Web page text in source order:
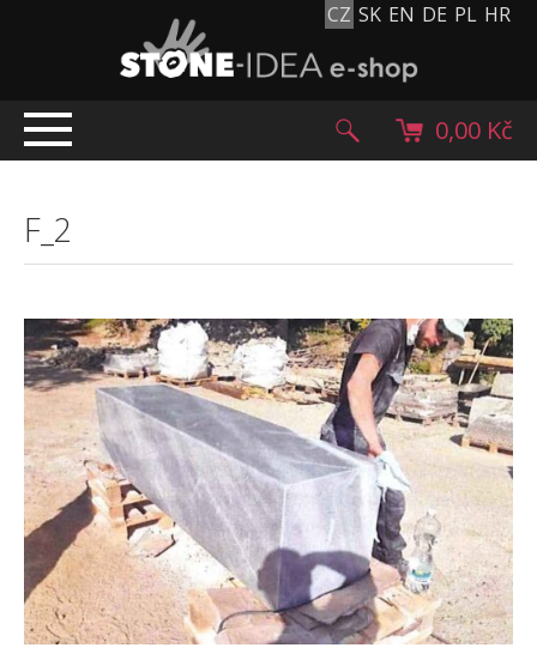
CZ SK EN DE PL HR
TOP NABÍDKA
PRODUKTY
Dlažební kostky
Historické dlažební kostky
Lávové kameny
Kamenný koberec
Kamenné dlažby a obklady
Oblázky, valouny a granulát
Pískovec
Solitéry
Kamenné bloky
0,00 Kč
F_2